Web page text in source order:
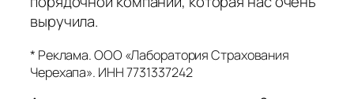
выручила.
* Реклама. ООО «Лаборатория Страхования
Черехапа». ИНН 7731337242